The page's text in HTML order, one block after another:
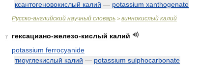
ксантогеновокислый калий — potassium xanthogenate
Русско-английский научный словарь > виннокислый калий
7 гексациано-железо-кислый калий
potassium ferrocyanide
тиоуглекислый калий — potassium sulphocarbonate